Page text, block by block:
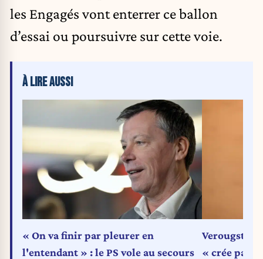
les Engagés vont enterrer ce ballon
d’essai ou poursuivre sur cette voie.
À LIRE AUSSI
« On va finir par pleurer en
l'entendant » : le PS vole au secours
« crée pas